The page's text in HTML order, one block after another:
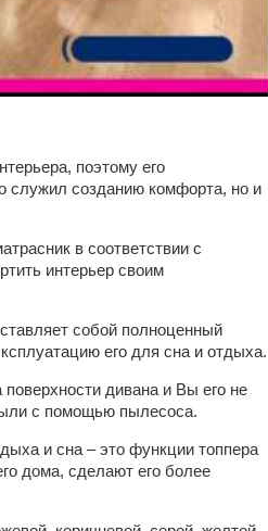
поэтому его
служил созданию комфорта, но и
в соответствии с
интерьер своим
собой полноценный
его для сна и отдыха.
дивана и Вы его не
с помощью пылесоса.
и сна – это функции топпера
дома, сделают его более